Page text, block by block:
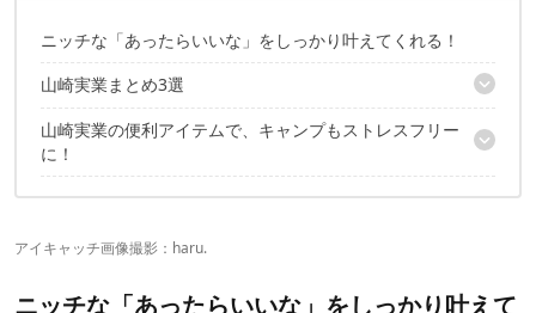
ニッチな「あったらいいな」をしっかり叶えてくれる！
山崎実業まとめ3選
1｜片手でカット マグネットキッチンペーパーホルダー
山崎実業の便利アイテムで、キャンプもストレスフリー
に！
アイキャッチ画像撮影：haru.
ニッチな「あったらいいな」をしっかり叶えて